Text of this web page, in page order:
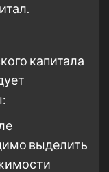
капитала
выделить